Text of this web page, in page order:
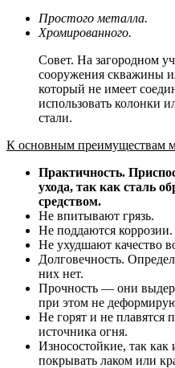
Простого металла.
Хромированного.
Совет. На загородном
сооружения скважины
который не имеет
использовать колонки
стали.
К основным преимуществам
Практичность.
ухода, так как сталь
средством.
Не впитывают грязь.
Не поддаются коррозии.
Не ухудшают качество
Долговечность.
них нет.
Прочность — они
при этом не
Не горят и не плавятся
источника огня.
Износостойкие, так как
покрывать лаком или